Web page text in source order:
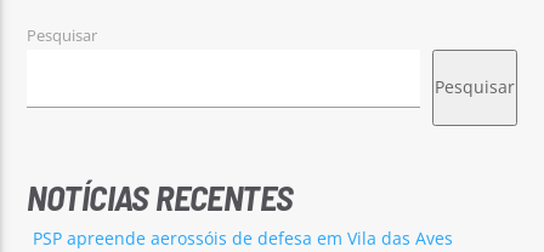
Pesquisar
Pesquisar
NOTÍCIAS RECENTES
PSP apreende aerossóis de defesa em Vila das Aves